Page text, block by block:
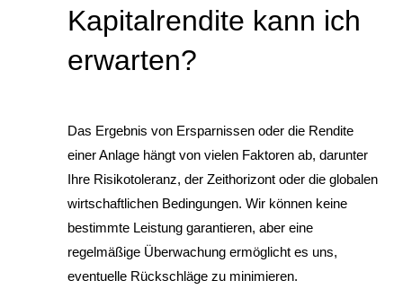
Kapitalrendite kann ich
erwarten?
Das Ergebnis von Ersparnissen oder die Rendite
einer Anlage hängt von vielen Faktoren ab, darunter
Ihre Risikotoleranz, der Zeithorizont oder die globalen
wirtschaftlichen Bedingungen. Wir können keine
bestimmte Leistung garantieren, aber eine
regelmäßige Überwachung ermöglicht es uns,
eventuelle Rückschläge zu minimieren.